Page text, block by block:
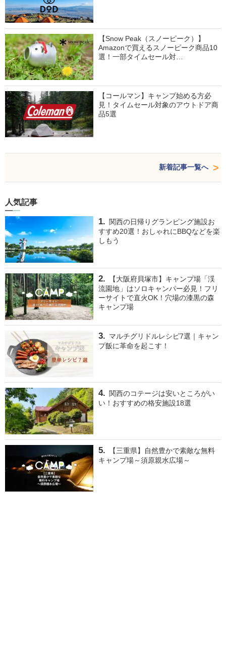
【Snow Peak（スノーピーク）】
Amazonで買えるスノーピーク商品10
選！一部タイムセール対…
【コールマン】キャンプ始める方必
見！タイムセール対象のアウトドア商
品5選
新着記事一覧へ
人気記事
関西の日帰りグランピング施設お
すすめ20選！おしゃれにBBQなどを楽
しもう
【大阪府貝塚市】キャンプ場「渓
流園地」はソロキャンパー必見！フリ
ーサイトで直火OK！穴場の漆黒の森
キャンプ場
マルチグリドルレシピ7選｜キャン
プ飯に革命を起こす！
関西のコテージは安いところがい
い！おすすめの格安施設18選
【三重県】自然豊かで素敵な無料
キャンプ場～須原親水広場～